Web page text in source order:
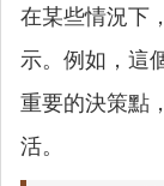
在某些情況下
示。例如，這
重要的決策點
活。